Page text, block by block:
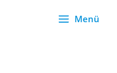
Menü